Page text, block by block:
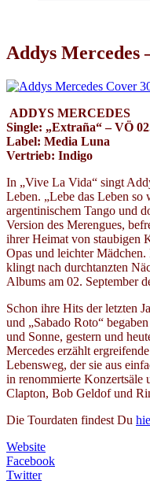
Addys Mercedes
ADDYS MERCEDES
Single: „Extraña“– VÖ
Label: Media Luna
Vertrieb: Indigo
In „Vive La Vida“ singt
Leben. „Lebe das Leben
argentinischem Tango und
Version des Merengues,
ihrer Heimat von staubigen
Opas und leichter
klingt nach durchtanzten
Albums am 02. September
Schon ihre Hits der letzten
und „Sabado Roto“
und Sonne, gestern und
Mercedes erzählt
Lebensweg, der sie aus
in renommierte Konzertsäle
Clapton, Bob Geldof und
Die Tourdaten findest Du
Website
Facebook
Twitter